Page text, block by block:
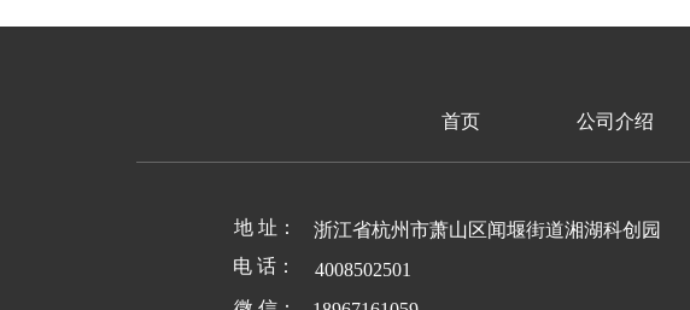
首页 公司介绍
地 址：
电 话：
浙江省杭州市萧山区闻堰街道湘湖科创园
4008502501